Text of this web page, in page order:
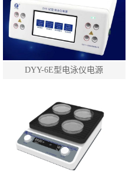
DYY-6E型电泳仪电源